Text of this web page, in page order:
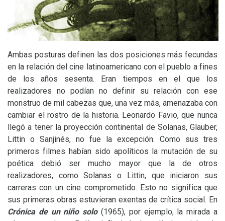
Ambas posturas definen las dos posiciones más fecundas
en la relación del cine latinoamericano con el pueblo a fines
de los años sesenta. Eran tiempos en el que los
realizadores no podían no definir su relación con ese
monstruo de mil cabezas que, una vez más, amenazaba con
cambiar el rostro de la historia. Leonardo Favio, que nunca
llegó a tener la proyección continental de Solanas, Glauber,
Littin o Sanjinés, no fue la excepción. Como sus tres
primeros filmes habían sido apolíticos la mutación de su
poética debió ser mucho mayor que la de otros
realizadores, como Solanas o Littin, que iniciaron sus
carreras con un cine comprometido. Esto no significa que
sus primeras obras estuvieran exentas de crítica social. En
Crónica de un niño solo (1965), por ejemplo, la mirada a